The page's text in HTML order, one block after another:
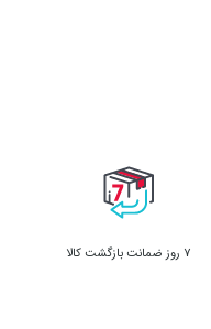
7 روز ضمانت بازگشت کالا